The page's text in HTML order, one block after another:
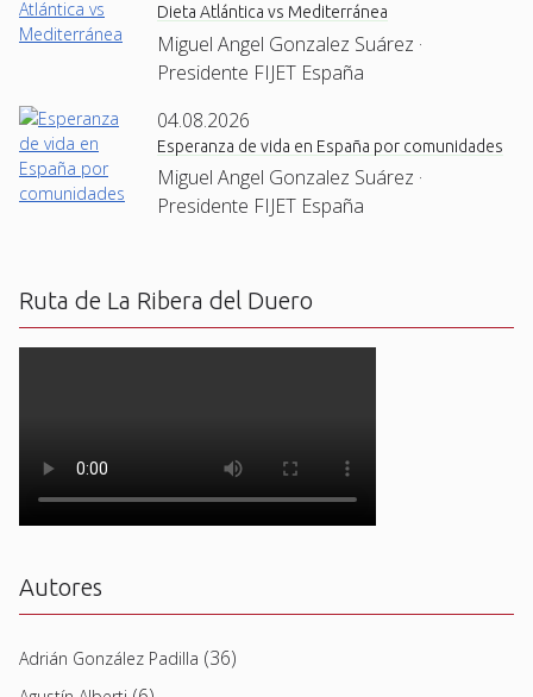
Dieta Atlántica vs Mediterránea
Miguel Angel Gonzalez Suárez ·
Presidente FIJET España
04.08.2026
Esperanza de vida en España por comunidades
Miguel Angel Gonzalez Suárez ·
Presidente FIJET España
Ruta de La Ribera del Duero
Autores
Adrián González Padilla (36)